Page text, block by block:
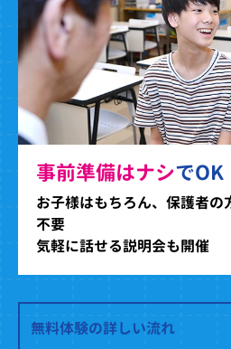
事前準備はナシでOK
お子様はもちろん、保護者の
不要
気軽に話せる説明会も開催
無料体験の詳しい流れ